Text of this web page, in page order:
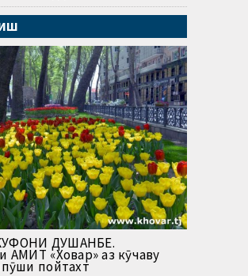
ДУШАНБЕ.
АМИТ «Ховар» аз кӯчаву
пойтахт